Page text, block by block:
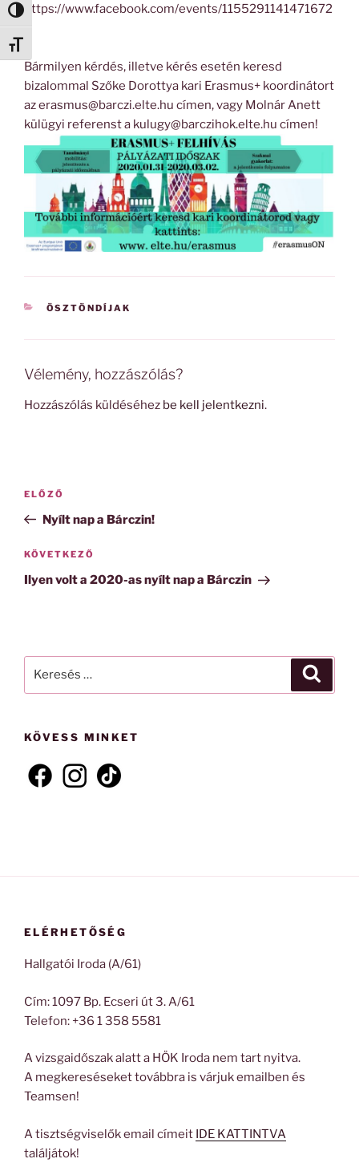
Nagy kontraszt váltása
Betűméret váltása
https://www.facebook.com/events/1155291141471672
/
Bármilyen kérdés, illetve kérés esetén keresd
bizalommal Szőke Dorottya kari Erasmus+ koordinátort
az erasmus@barczi.elte.hu címen, vagy Molnár Anett
külügyi referenst a kulugy@barczihok.elte.hu címen!
KATEGÓRIÁK
ÖSZTÖNDÍJAK
Vélemény, hozzászólás?
Hozzászólás küldéséhez be kell jelentkezni.
Bejegyzés
Korábbi
bejegyzés
ELŐZŐ
Nyílt nap a Bárczin!
Következő
bejegyzés
KÖVETKEZŐ
Ilyen volt a 2020-as nyílt nap a Bárczin
KÖVESS MINKET
ELÉRHETŐSÉG
Hallgatói Iroda (A/61)
Cím: 1097 Bp. Ecseri út 3. A/61
Telefon: +36 1 358 5581
A vizsgaidőszak alatt a HÖK Iroda nem tart nyitva.
A megkereséseket továbbra is várjuk emailben és
Teamsen!
A tisztségviselők email címeit IDE KATTINTVA
találjátok!